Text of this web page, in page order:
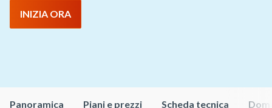
INIZIA ORA
Panoramica Piani e prezzi Scheda tecnica